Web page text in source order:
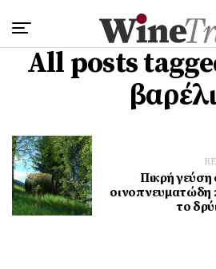
All posts
Πικρή γεύση
οινοπνευματώδη
το